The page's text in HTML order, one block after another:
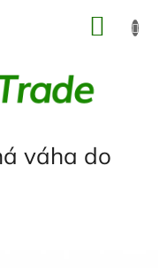
váha do